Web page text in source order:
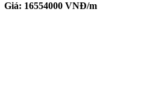
Giá: 16554000VNĐ/m